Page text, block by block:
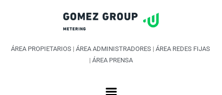
ÁREA PROPIETARIOS| ÁREA ADMINISTRADORES| ÁREA REDES FIJAS
| ÁREA PRENSA